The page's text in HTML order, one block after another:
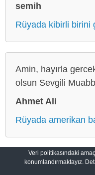
semih
Rüyada kibirli birini
Amin, hayırla
olsun Sevgili
Ahmet Ali
Rüyada amerikan
Makbul Rüyalar:
Veri politikasındaki
konumlandırmaktayız.